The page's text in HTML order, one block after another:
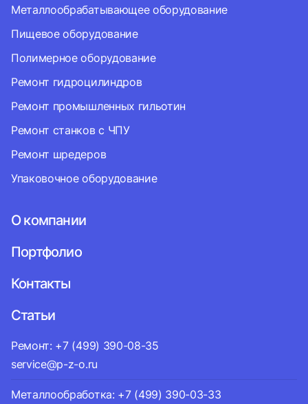
Металлообрабатывающее оборудование
Пищевое оборудование
Полимерное оборудование
Ремонт гидроцилиндров
Ремонт промышленных гильотин
Ремонт станков с ЧПУ
Ремонт шредеров
Упаковочное оборудование
О компании
Портфолио
Контакты
Статьи
Ремонт: +7 (499) 390-08-35
service@p-z-o.ru
Металлообработка: +7 (499) 390-03-33